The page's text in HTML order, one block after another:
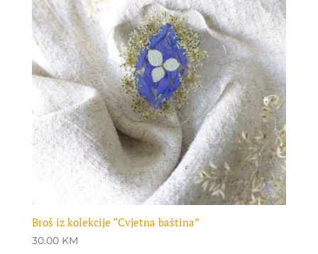
Broš iz kolekcije “Cvjetna baština”
30.00 KM